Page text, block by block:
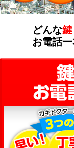
どんな
お電話